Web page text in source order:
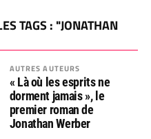
TAGS : "JONATHAN
AUTRES AUTEURS
« Là où les esprits ne
dorment jamais », le
premier roman de
Jonathan Werber